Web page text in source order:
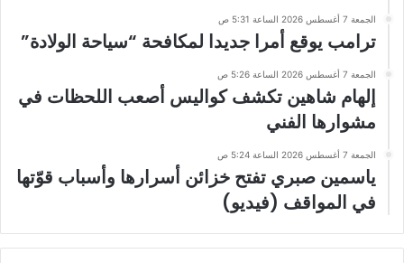
الجمعة 7 أغسطس 2026 الساعة 5:31 ص
ترامب يوقع أمرا جديدا لمكافحة “سياحة الولادة”
الجمعة 7 أغسطس 2026 الساعة 5:26 ص
إلهام شاهين تكشف كواليس أصعب اللحظات في
مشوارها الفني
الجمعة 7 أغسطس 2026 الساعة 5:24 ص
ياسمين صبري تفتح خزائن أسرارها وأسباب قوّتها
في المواقف (فيديو)